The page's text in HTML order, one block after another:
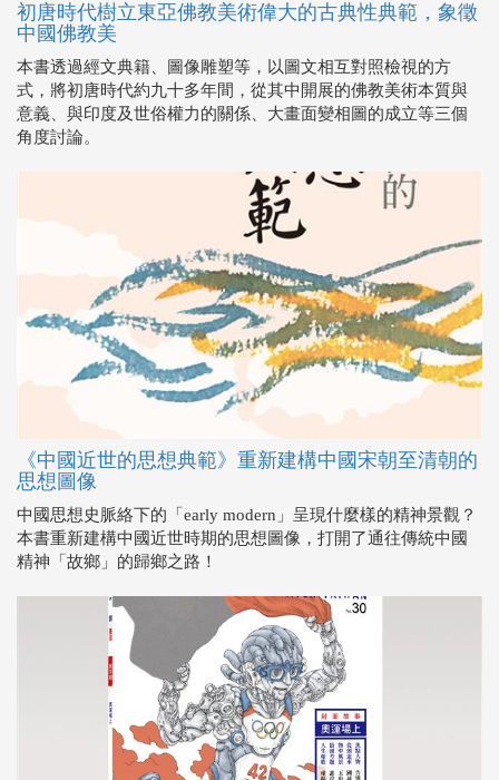
初唐時代樹立東亞佛教美術偉大的古典性典範，象徵
中國佛教美
本書透過經文典籍、圖像雕塑等，以圖文相互對照檢視的方
式，將初唐時代約九十多年間，從其中開展的佛教美術本質與
意義、與印度及世俗權力的關係、大畫面變相圖的成立等三個
角度討論。
《中國近世的思想典範》重新建構中國宋朝至清朝的
思想圖像
中國思想史脈絡下的「early modern」呈現什麼樣的精神景觀？
本書重新建構中國近世時期的思想圖像，打開了通往傳統中國
精神「故鄉」的歸鄉之路！